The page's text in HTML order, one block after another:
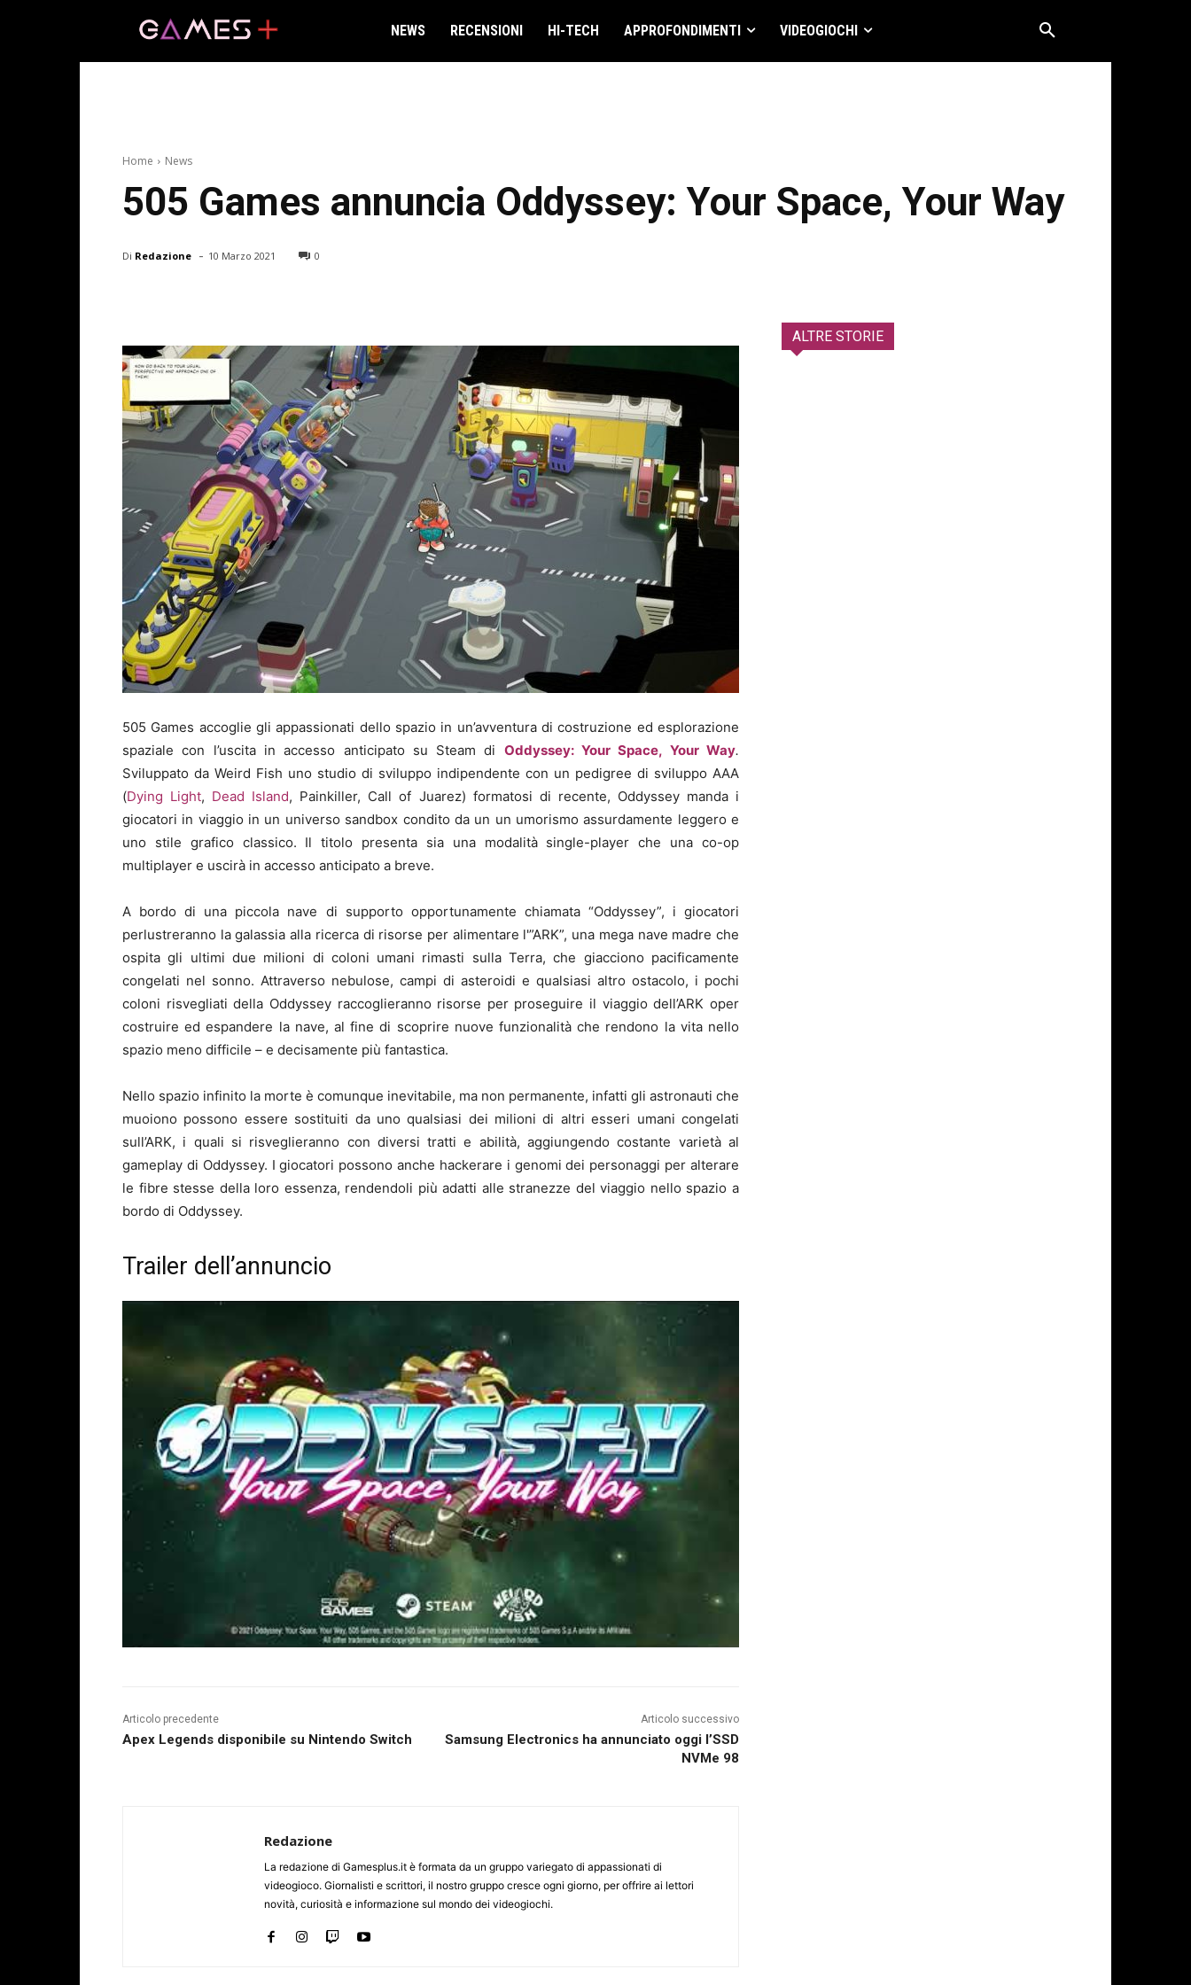
NEWS RECENSIONI HI-TECH APPROFONDIMENTI VIDEOGIOCHI
Home News
505 Games annuncia Oddyssey: Your Space, Your Way
Di Redazione - 10 Marzo 2021 0
505 Games accoglie gli appassionati dello spazio in un’avventura di costruzione ed esplorazione
spaziale con l’uscita in accesso anticipato su Steam di Oddyssey: Your Space, Your Way.
Sviluppato da Weird Fish uno studio di sviluppo indipendente con un pedigree di sviluppo AAA
(Dying Light, Dead Island, Painkiller, Call of Juarez) formatosi di recente, Oddyssey manda i
giocatori in viaggio in un universo sandbox condito da un un umorismo assurdamente leggero e
uno stile grafico classico. Il titolo presenta sia una modalità single-player che una co-op
multiplayer e uscirà in accesso anticipato a breve.
A bordo di una piccola nave di supporto opportunamente chiamata “Oddyssey”, i giocatori
perlustreranno la galassia alla ricerca di risorse per alimentare l'”ARK”, una mega nave madre che
ospita gli ultimi due milioni di coloni umani rimasti sulla Terra, che giacciono pacificamente
congelati nel sonno. Attraverso nebulose, campi di asteroidi e qualsiasi altro ostacolo, i pochi
coloni risvegliati della Oddyssey raccoglieranno risorse per proseguire il viaggio dell’ARK oper
costruire ed espandere la nave, al fine di scoprire nuove funzionalità che rendono la vita nello
spazio meno difficile – e decisamente più fantastica.
Nello spazio infinito la morte è comunque inevitabile, ma non permanente, infatti gli astronauti che
muoiono possono essere sostituiti da uno qualsiasi dei milioni di altri esseri umani congelati
sull’ARK, i quali si risveglieranno con diversi tratti e abilità, aggiungendo costante varietà al
gameplay di Oddyssey. I giocatori possono anche hackerare i genomi dei personaggi per alterare
le fibre stesse della loro essenza, rendendoli più adatti alle stranezze del viaggio nello spazio a
bordo di Oddyssey.
Trailer dell’annuncio
Articolo precedente
Apex Legends disponibile su Nintendo Switch
Articolo successivo
Samsung Electronics ha annunciato oggi l’SSD
NVMe 98
Redazione
La redazione di Gamesplus.it è formata da un gruppo variegato di appassionati di
videogioco. Giornalisti e scrittori, il nostro gruppo cresce ogni giorno, per offrire ai lettori
novità, curiosità e informazione sul mondo dei videogiochi.
ALTRE STORIE